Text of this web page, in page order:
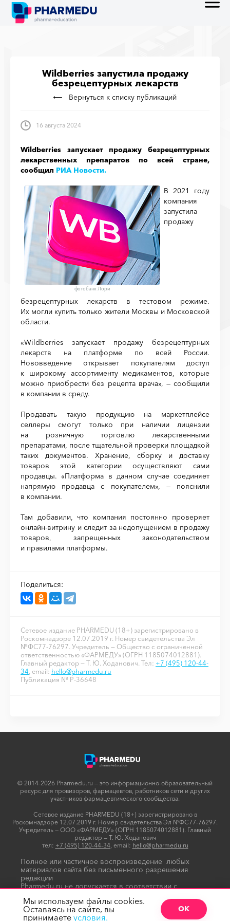
Wildberries запустила продажу
безрецептурных лекарств
Вернуться к списку публикаций
16 августа 2024
Wildberries запускает продажу безрецептурных
лекарственных препаратов по всей стране,
сообщил РИА Новости.
фотобанк Лори
В 2021 году
компания
запустила
продажу
безрецептурных лекарств в тестовом режиме.
Их могли купить только жители Москвы и Московской
области.
«Wildberries запускает продажу безрецептурных
лекарств на платформе по всей России.
Нововведение открывает покупателям доступ
к широкому ассортименту медикаментов, которые
можно приобрести без рецепта врача», — сообщили
в компании в среду.
Продавать такую продукцию на маркетплейсе
селлеры смогут только при наличии лицензии
на розничную торговлю лекарственными
препаратами, после тщательной проверки площадкой
таких документов. Хранение, сборку и доставку
товаров этой категории осуществляют сами
продавцы. «Платформа в данном случае соединяет
напрямую продавца с покупателем», — пояснили
в компании.
Там добавили, что компания постоянно проверяет
онлайн-витрину и следит за недопущением в продажу
товаров, запрещенных законодательством
и правилами платформы.
Поделиться:
Сетевое издание PHARMEDU (18+) зарегистрировано в
Роскомнадзоре 12.07.2019 г. Номер свидетельства Эл
№ФС77-76297. Учредитель — Общество с ограниченной
ответственностью «ФАРМЕДУ» (ОГРН 1185074012881).
Главный редактор — Т. Ю. Ходанович. Тел: +7 (495) 120-44-
34 , email: hello@pharmedu.ru
Публикация № P-36648
© 2014-2026 Pharmedu.ru — это информационно-образовательный
ресурс для провизоров, фармацевтов, работников сети и других
участников фармацевтического сообщества.
Сетевое издание PHARMEDU (18+) зарегистрировано в
Роскомнадзоре 12.07.2019 г. Номер свидетельства Эл №ФС77-76297.
Учредитель — ООО «ФАРМЕДУ» (ОГРН 1185074012881). Главный
редактор — Т. Ю. Ходанович
тел: +7 (495) 120-44-34, email: hello@pharmedu.ru
Полное или частичное воспроизведение любых
материалов сайта без письменного разрешения
редакции
Pharmedu.ru не допускается в соответствии с
Мы используем файлы cookies.
Оставаясь на сайте, вы
принимаете условия.
ОК